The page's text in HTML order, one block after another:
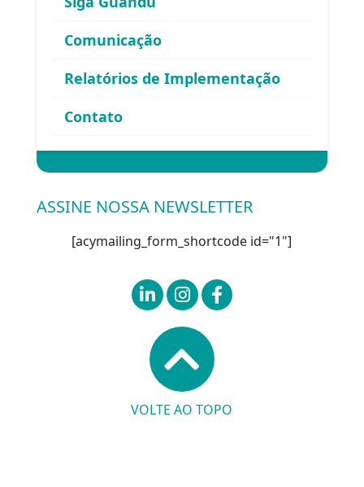
Comunicação
Relatórios de Implementação
Contato
Esqueceu sua senha?
ASSINE NOSSA NEWSLETTER
[acymailing_form_shortcode id="1"]
VOLTE AO TOPO